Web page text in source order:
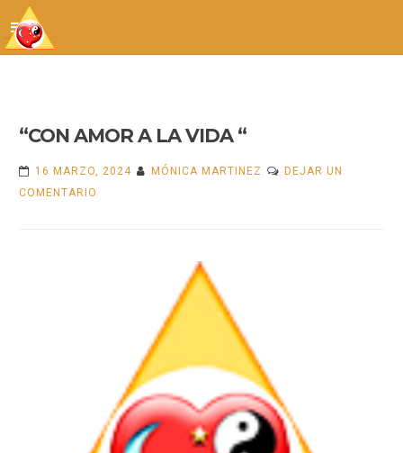
to
“CON AMOR A LA VIDA “
16 MARZO, 2024 MÓNICA MARTINEZ
DEJAR UN
COMENTARIO